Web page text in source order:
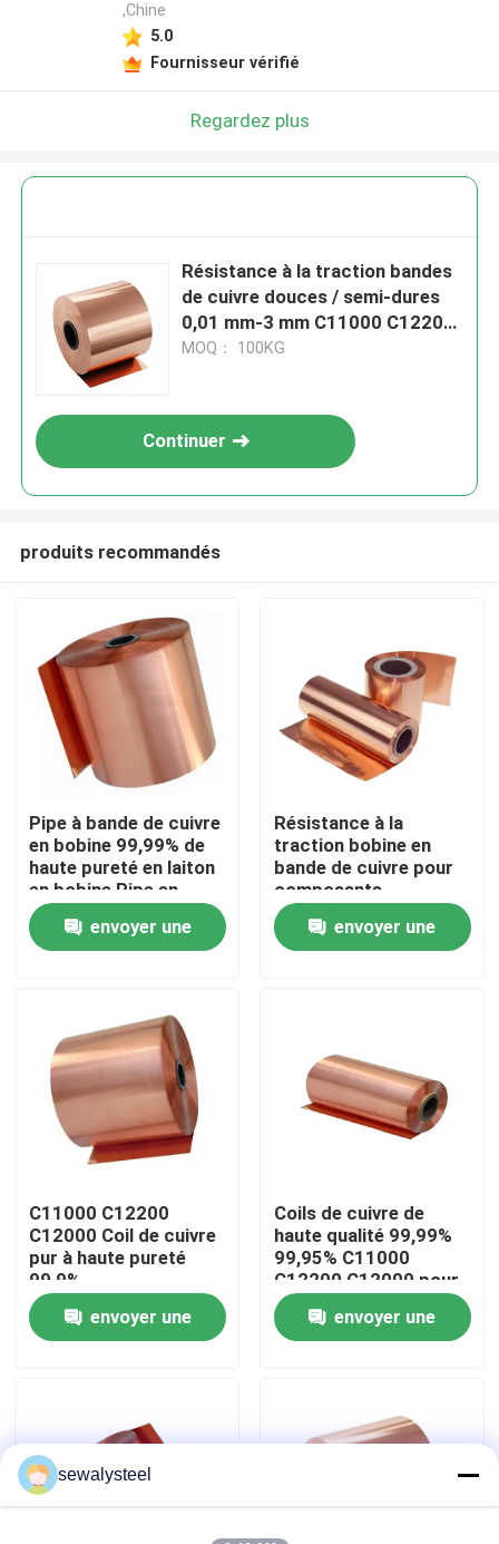
Aperçu
Vidéos
A propos de nous
Contrôle de la qualité
Contact
Tous les cas
,Chine
5.0
Fournisseur vérifié
Regardez plus
Résistance à la traction bandes
de cuivre douces / semi-dures
0,01 mm-3 mm C11000 C12200
C12000 C17200
MOQ： 100KG
Continuer
produits recommandés
Pipe à bande de cuivre
en bobine 99,99% de
haute pureté en laiton
en bobine Pipe en
acier en bobine C3604
C27400 C2720
envoyer une
Résistance à la
traction bobine en
bande de cuivre pour
composants
électroniques C110
C103 T1 T2 T3
C10200 C11000
envoyer une
C11000 C12200
C12000 Coil de cuivre
pur à haute pureté
99,9%
envoyer une
Coils de cuivre de
haute qualité 99,99%
99,95% C11000
C12200 C12000 pour
appareils
électroniques
envoyer une
sewalysteel